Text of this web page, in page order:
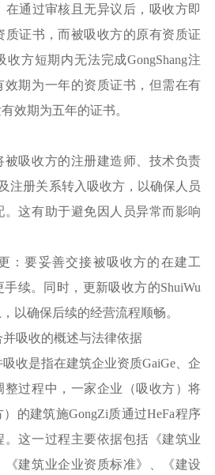
在通过审核且无异议后，吸收方即
质证书，而被吸收方的原有资质证
方短期内无法完成GongShang注
效期为一年的资质证书，但需在有
效期为五年的证书。
被吸收方的注册建造师、技术负责
注册关系转入吸收方，以确保人员
这有助于避免因人员异常而影响
：要妥善交接被吸收方的在建工
续。同时，更新吸收方的ShuiWu
以确保后续的经营流程顺畅。
吸收的概述与法律依据
收是指在建筑企业资质GaiGe、企
整过程中，一家企业（吸收方）将
的建筑施GongZi质通过HeFa程序
这一过程主要依据包括《建筑业
建筑业企业资质标准》、《建设